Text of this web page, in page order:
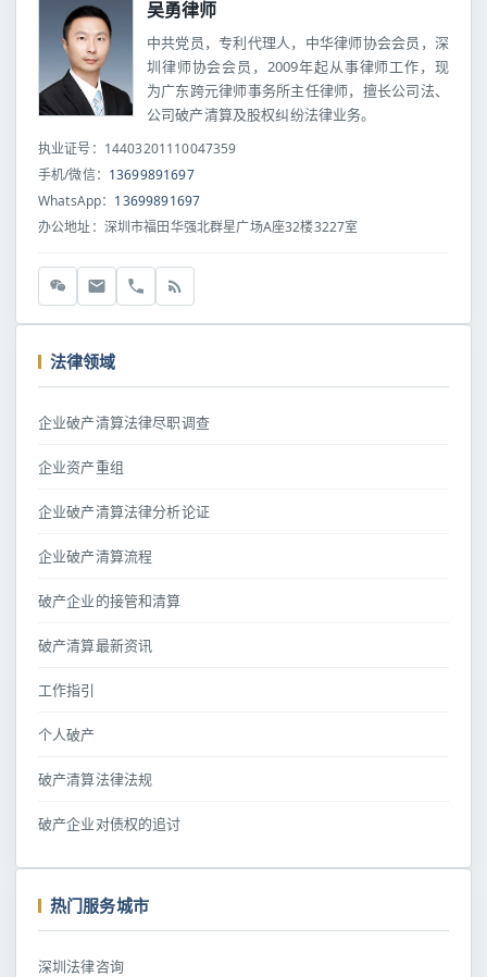
吴勇律师
中共党员，专利代理人，中华律师协会会员，深
圳律师协会会员，2009年起从事律师工作，现
为广东跨元律师事务所主任律师，擅长公司法、
公司破产清算及股权纠纷法律业务。
执业证号：14403201110047359
手机/微信： 13699891697
WhatsApp： 13699891697
办公地址：深圳市福田华强北群星广场A座32楼3227室
法律领域
企业破产清算法律尽职调查
企业资产重组
企业破产清算法律分析论证
企业破产清算流程
破产企业的接管和清算
破产清算最新资讯
工作指引
个人破产
破产清算法律法规
破产企业对债权的追讨
热门服务城市
深圳法律咨询